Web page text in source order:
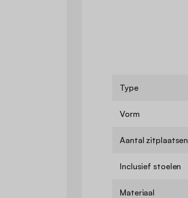
Type
Vorm
Aantal zitplaatsen
Inclusief stoelen
Materiaal